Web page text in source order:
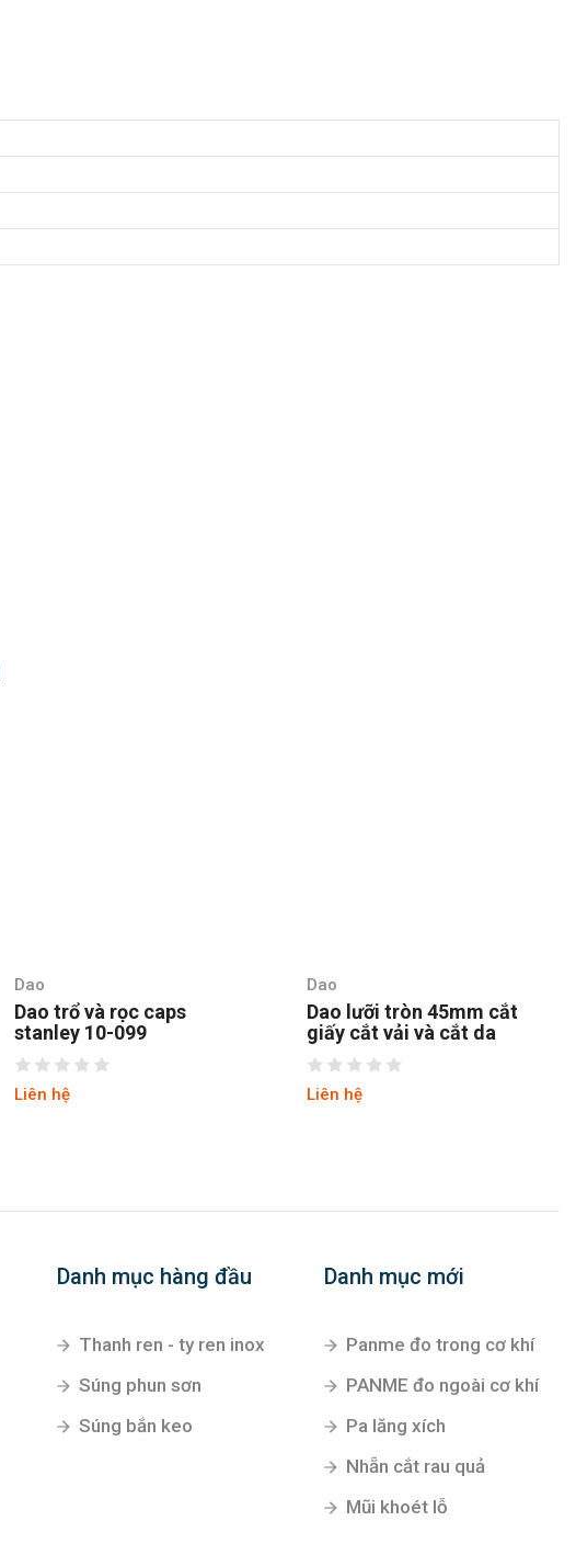
Dao
Dao trổ và rọc caps
stanley 10-099
Liên hệ
Dao
Dao lưỡi tròn 45mm cắt
giấy cắt vải và cắt da
Liên hệ
Danh mục hàng đầu
Thanh ren - ty ren inox
Súng phun sơn
Súng bắn keo
Danh mục mới
Panme đo trong cơ khí
PANME đo ngoài cơ khí
Pa lăng xích
Nhẵn cắt rau quả
Mũi khoét lỗ